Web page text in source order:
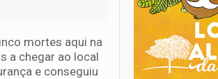
mortes aqui na
a chegar ao local
e conseguiu